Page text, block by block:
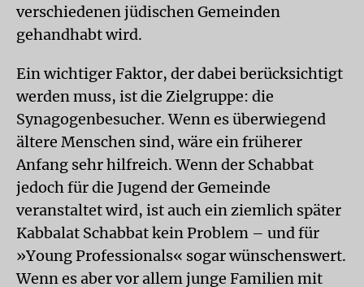
verschiedenen jüdischen Gemeinden
gehandhabt wird.
Ein wichtiger Faktor, der dabei berücksichtigt
werden muss, ist die Zielgruppe: die
Synagogenbesucher. Wenn es überwiegend
ältere Menschen sind, wäre ein früherer
Anfang sehr hilfreich. Wenn der Schabbat
jedoch für die Jugend der Gemeinde
veranstaltet wird, ist auch ein ziemlich später
Kabbalat Schabbat kein Problem – und für
»Young Professionals« sogar wünschenswert.
Wenn es aber vor allem junge Familien mit